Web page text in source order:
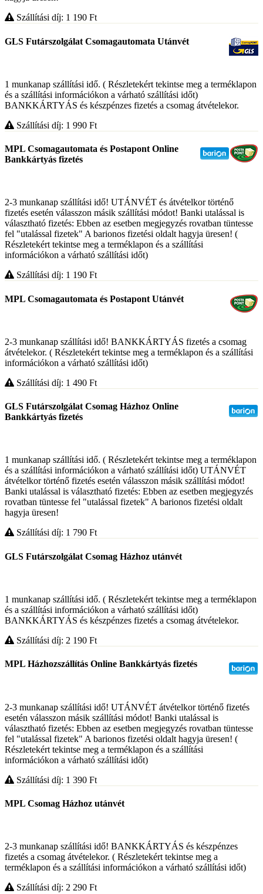
Szállítási díj: 1 190 Ft
GLS Futárszolgálat Csomagautomata Utánvét
1 munkanap szállítási idő. ( Részletekért tekintse meg a terméklapon
és a szállítási információkon a várható szállítási időt)
BANKKÁRTYÁS és készpénzes fizetés a csomag átvételekor.
Szállítási díj: 1 990 Ft
MPL Csomagautomata és Postapont Online
Bankkártyás fizetés
2-3 munkanap szállítási idő! UTÁNVÉT és átvételkor történő
fizetés esetén válasszon másik szállítási módot! Banki utalással is
választható fizetés: Ebben az esetben megjegyzés rovatban tüntesse
fel "utalással fizetek" A barionos fizetési oldalt hagyja üresen! (
Részletekért tekintse meg a terméklapon és a szállítási
információkon a várható szállítási időt)
Szállítási díj: 1 190 Ft
MPL Csomagautomata és Postapont Utánvét
2-3 munkanap szállítási idő! BANKKÁRTYÁS fizetés a csomag
átvételekor. ( Részletekért tekintse meg a terméklapon és a szállítási
információkon a várható szállítási időt)
Szállítási díj: 1 490 Ft
GLS Futárszolgálat Csomag Házhoz Online
Bankkártyás fizetés
1 munkanap szállítási idő. ( Részletekért tekintse meg a terméklapon
és a szállítási információkon a várható szállítási időt) UTÁNVÉT
átvételkor történő fizetés esetén válasszon másik szállítási módot!
Banki utalással is választható fizetés: Ebben az esetben megjegyzés
rovatban tüntesse fel "utalással fizetek" A barionos fizetési oldalt
hagyja üresen!
Szállítási díj: 1 790 Ft
GLS Futárszolgálat Csomag Házhoz utánvét
1 munkanap szállítási idő. ( Részletekért tekintse meg a terméklapon
és a szállítási információkon a várható szállítási időt)
BANKKÁRTYÁS és készpénzes fizetés a csomag átvételekor.
Szállítási díj: 2 190 Ft
MPL Házhozszállítás Online Bankkártyás fizetés
2-3 munkanap szállítási idő! UTÁNVÉT átvételkor történő fizetés
esetén válasszon másik szállítási módot! Banki utalással is
választható fizetés: Ebben az esetben megjegyzés rovatban tüntesse
fel "utalással fizetek" A barionos fizetési oldalt hagyja üresen! (
Részletekért tekintse meg a terméklapon és a szállítási
információkon a várható szállítási időt)
Szállítási díj: 1 390 Ft
MPL Csomag Házhoz utánvét
2-3 munkanap szállítási idő! BANKKÁRTYÁS és készpénzes
fizetés a csomag átvételekor. ( Részletekért tekintse meg a
terméklapon és a szállítási információkon a várható szállítási időt)
Szállítási díj: 2 290 Ft